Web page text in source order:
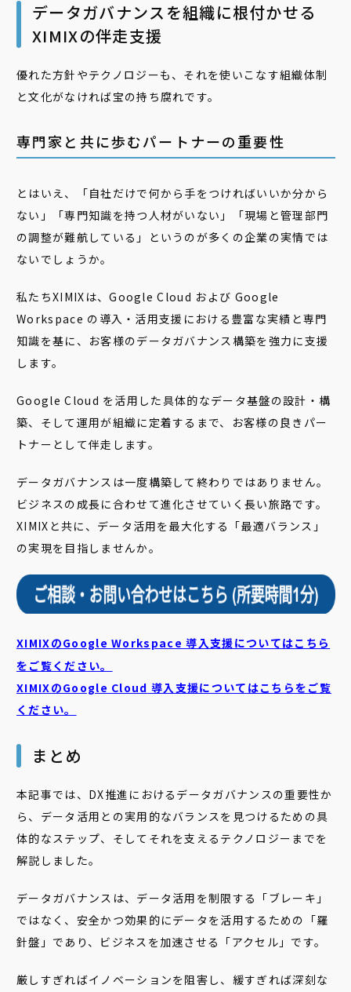
データガバナンスを組織に根付かせる
XIMIXの伴走支援
優れた方針やテクノロジーも、それを使いこなす組織体制
と文化がなければ宝の持ち腐れです。
専門家と共に歩むパートナーの重要性
とはいえ、「自社だけで何から手をつければいいか分から
ない」「専門知識を持つ人材がいない」「現場と管理部門
の調整が難航している」というのが多くの企業の実情では
ないでしょうか。
私たちXIMIXは、Google Cloud および Google
Workspace の導入・活用支援における豊富な実績と専門
知識を基に、お客様のデータガバナンス構築を強力に支援
します。
Google Cloud を活用した具体的なデータ基盤の設計・構
築、そして運用が組織に定着するまで、お客様の良きパー
トナーとして伴走します。
データガバナンスは一度構築して終わりではありません。
ビジネスの成長に合わせて進化させていく長い旅路です。
XIMIXと共に、データ活用を最大化する「最適バランス」
の実現を目指しませんか。
XIMIXのGoogle Workspace 導入支援についてはこちら
をご覧ください。
XIMIXのGoogle Cloud 導入支援についてはこちらをご覧
ください。
まとめ
本記事では、DX推進におけるデータガバナンスの重要性か
ら、データ活用との実用的なバランスを見つけるための具
体的なステップ、そしてそれを支えるテクノロジーまでを
解説しました。
データガバナンスは、データ活用を制限する「ブレーキ」
ではなく、安全かつ効果的にデータを活用するための「羅
針盤」であり、ビジネスを加速させる「アクセル」です。
厳しすぎればイノベーションを阻害し、緩すぎれば深刻な